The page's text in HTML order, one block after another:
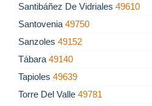
Santibáñez De Vidriales 49610
Santovenia 49750
Sanzoles 49152
Tábara 49140
Tapioles 49639
Torre Del Valle 49781